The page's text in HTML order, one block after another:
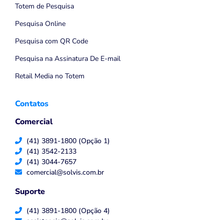
Totem de Pesquisa
Pesquisa Online
Pesquisa com QR Code
Pesquisa na Assinatura De E-mail
Retail Media no Totem
Contatos
Comercial
(41) 3891-1800 (Opção 1)
(41) 3542-2133
(41) 3044-7657
comercial@solvis.com.br
Suporte
(41) 3891-1800 (Opção 4)